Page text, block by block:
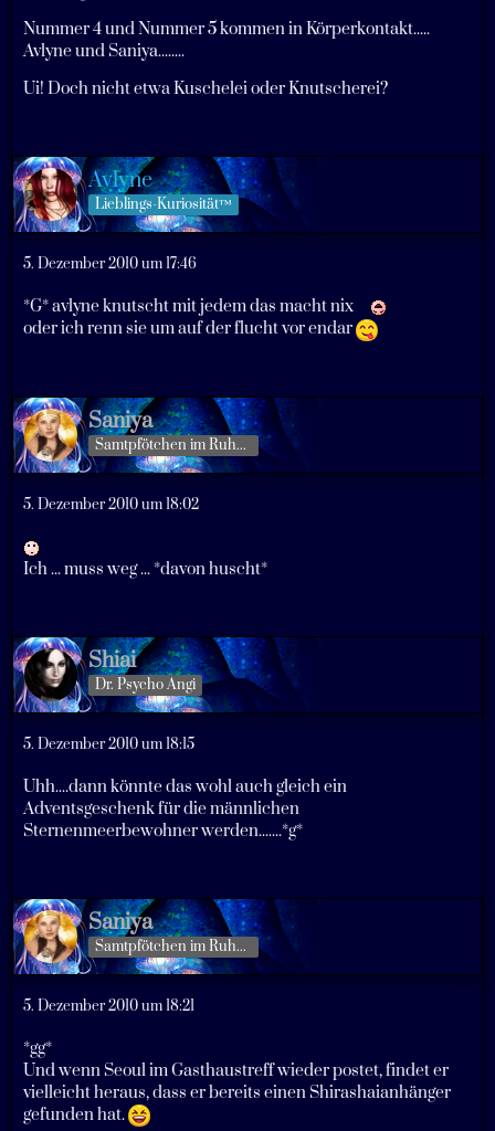
Nummer 4 und Nummer 5 kommen in Körperkontakt.....
Avlyne und Saniya........
Ui! Doch nicht etwa Kuschelei oder Knutscherei?
Avlyne
Lieblings-Kuriosität™
5. Dezember 2010 um 17:46
*G* avlyne knutscht mit jedem das macht nix
oder ich renn sie um auf der flucht vor endar
Saniya
Samtpfötchen im Ruhestand
5. Dezember 2010 um 18:02
Ich ... muss weg ... *davon huscht*
Shiai
Dr. Psycho Angi
5. Dezember 2010 um 18:15
Uhh....dann könnte das wohl auch gleich ein
Adventsgeschenk für die männlichen
Sternenmeerbewohner werden.......*g*
Saniya
Samtpfötchen im Ruhestand
5. Dezember 2010 um 18:21
*gg*
Und wenn Seoul im Gasthaustreff wieder postet, findet er
vielleicht heraus, dass er bereits einen Shirashaianhänger
gefunden hat.